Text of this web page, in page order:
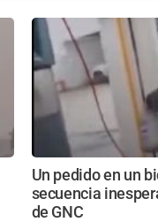
Un pedido en un
secuencia
de GNC